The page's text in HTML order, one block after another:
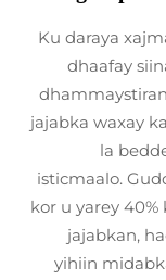
Ku daraya
dhaafay
jajabka waxay
la
isticmaalo.
kor u yarey
jajabkan,
yihiin